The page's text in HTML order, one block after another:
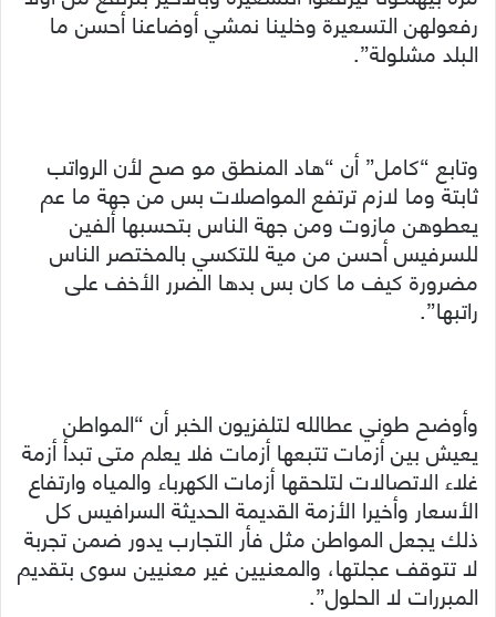
رفعولهن التسعيرة وخلينا نمشي أوضاعنا أحسن ما
البلد مشلولة”.
وتابع “كامل” أن “هاد المنطق مو صح لأن الرواتب
ثابتة وما لازم ترتفع المواصلات بس من جهة ما عم
يعطوهن مازوت ومن جهة الناس بتحسبها ألفين
للسرفيس أحسن من مية للتكسي بالمختصر الناس
مضرورة كيف ما كان بس بدها الضرر الأخف على
راتبها”.
وأوضح طوني عطالله لتلفزيون الخبر أن “المواطن
يعيش بين أزمات تتبعها أزمات فلا يعلم متى تبدأ أزمة
غلاء الاتصالات لتلحقها أزمات الكهرباء والمياه وارتفاع
الأسعار وأخيرا الأزمة القديمة الحديثة السرافيس كل
ذلك يجعل المواطن مثل فأر التجارب يدور ضمن تجربة
لا تتوقف عجلتها، والمعنيين غير معنيين سوى بتقديم
المبررات لا الحلول”.